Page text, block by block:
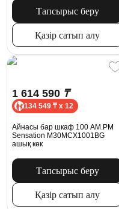
Тапсырыс беру
Қазір сатып алу
1 614 590 ₸
134 549 ₸ x 12
Айнасы бар шкаф 100 AM.PM
Sensation M30MCX1001BG
ашық көк
Тапсырыс беру
Қазір сатып алу